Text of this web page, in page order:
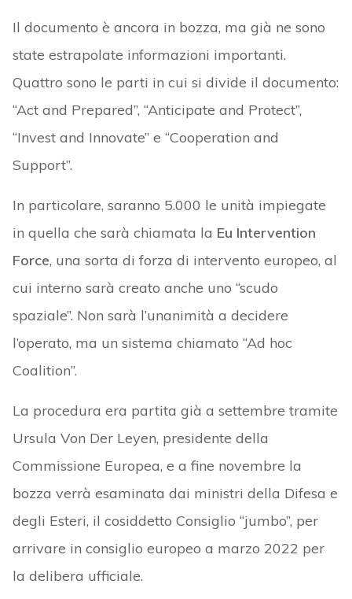
Il documento è ancora in bozza, ma già ne sono
state estrapolate informazioni importanti.
Quattro sono le parti in cui si divide il documento:
“Act and Prepared”, “Anticipate and Protect”,
“Invest and Innovate” e “Cooperation and
Support”.
In particolare, saranno 5.000 le unità impiegate
in quella che sarà chiamata la Eu Intervention
Force, una sorta di forza di intervento europeo, al
cui interno sarà creato anche uno “scudo
spaziale”. Non sarà l’unanimità a decidere
l’operato, ma un sistema chiamato “Ad hoc
Coalition”.
La procedura era partita già a settembre tramite
Ursula Von Der Leyen, presidente della
Commissione Europea, e a fine novembre la
bozza verrà esaminata dai ministri della Difesa e
degli Esteri, il cosiddetto Consiglio “jumbo”, per
arrivare in consiglio europeo a marzo 2022 per
la delibera ufficiale.